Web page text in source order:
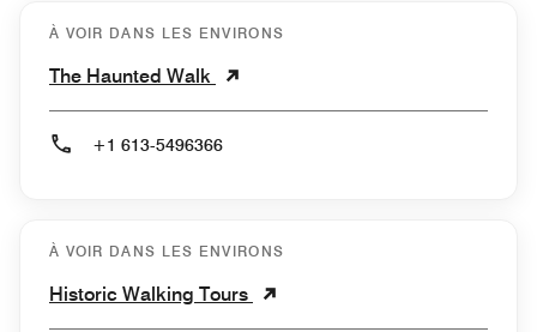
À VOIR DANS LES ENVIRONS
The Haunted Walk
+1 613-5496366
À VOIR DANS LES ENVIRONS
Historic Walking Tours